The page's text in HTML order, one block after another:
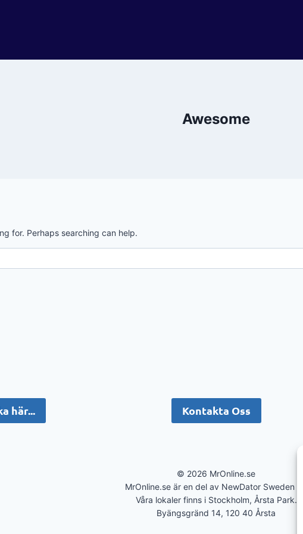
Awesome
for. Perhaps searching can help.
här... Kontakta Oss
© 2026 MrOnline.se
MrOnline.se är en del av NewDator Sweden AB
Våra lokaler finns i Stockholm, Årsta Park.
Byängsgränd 14, 120 40 Årsta